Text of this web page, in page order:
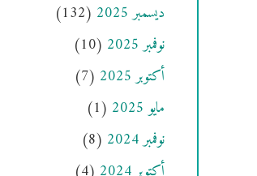
ديسمبر 2025
(132)
نوفمبر 2025
(10)
أكتوبر 2025
(7)
مايو 2025
(1)
نوفمبر 2024
(8)